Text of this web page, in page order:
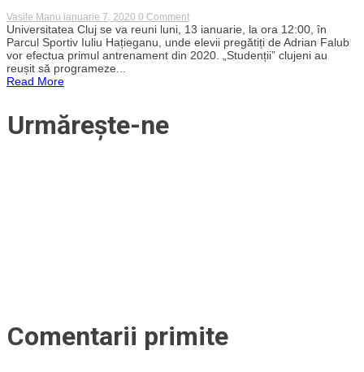
Vasile Manu ianuarie 7, 2020 0 Commenton
Gata
vacanța
la
„U”
Universitatea Cluj se va reuni luni, 13 ianuarie, la ora 12:00, în
Parcul Sportiv Iuliu Hațieganu, unde elevii pregătiți de Adrian Falub
vor efectua primul antrenament din 2020. „Studenții” clujeni au
reușit să programeze...
Read More
Urmărește-ne
Comentarii primite